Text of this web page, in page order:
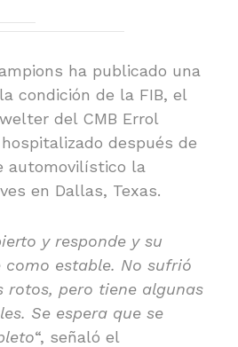
ha publicado una
condición de la FIB, el
del CMB Errol
después de
automovilístico la
en Dallas, Texas.
y responde y su
estable. No sufrió
rotos, pero tiene algunas
Se espera que se
“, señaló el